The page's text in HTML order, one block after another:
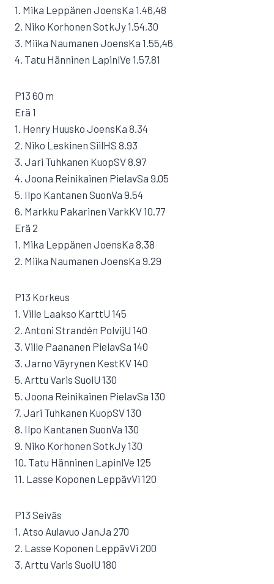
1. Mika Leppänen JoensKa 1.46,48
2. Niko Korhonen SotkJy 1.54,30
3. Miika Naumanen JoensKa 1.55,46
4. Tatu Hänninen LapinlVe 1.57,81
P13 60 m
Erä 1
1. Henry Huusko JoensKa 8.34
2. Niko Leskinen SiilHS 8.93
3. Jari Tuhkanen KuopSV 8.97
4. Joona Reinikainen PielavSa 9.05
5. Ilpo Kantanen SuonVa 9.54
6. Markku Pakarinen VarkKV 10.77
Erä 2
1. Mika Leppänen JoensKa 8.38
2. Miika Naumanen JoensKa 9.29
P13 Korkeus
1. Ville Laakso KarttU 145
2. Antoni Strandén PolvijU 140
3. Ville Paananen PielavSa 140
3. Jarno Väyrynen KestKV 140
5. Arttu Varis SuolU 130
5. Joona Reinikainen PielavSa 130
7. Jari Tuhkanen KuopSV 130
8. Ilpo Kantanen SuonVa 130
9. Niko Korhonen SotkJy 130
10. Tatu Hänninen LapinlVe 125
11. Lasse Koponen LeppävVi 120
P13 Seiväs
1. Atso Aulavuo JanJa 270
2. Lasse Koponen LeppävVi 200
3. Arttu Varis SuolU 180